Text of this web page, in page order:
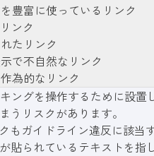
豊富に使っているリンク
ンク
たリンク
で不自然なリンク
為的なリンク
ングを操作するために設
うリスクがあります。
もガイドライン違反に該当
貼られているテキストを指